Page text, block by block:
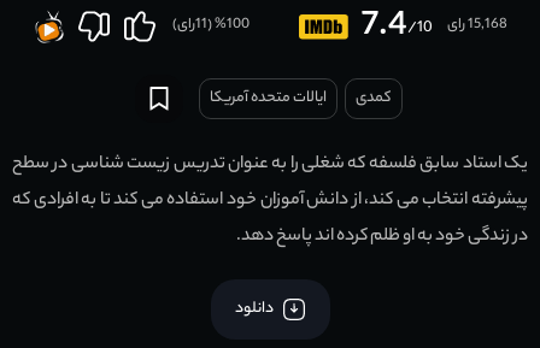
7.4/10 15,168 رای 100
% (
11رای)
کمدی ایالات متحده آمریکا
یک استاد سابق فلسفه که شغلی را به عنوان تدریس زیست شناسی در سطح
پیشرفته انتخاب می کند، از دانش آموزان خود استفاده می کند تا به افرادی که
در زندگی خود به او ظلم کرده اند پاسخ دهد.
دانلود